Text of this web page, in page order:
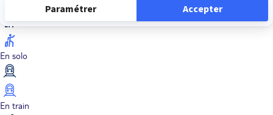
En solo
En train